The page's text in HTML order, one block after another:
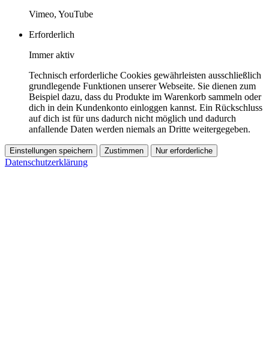
Vimeo, YouTube
Erforderlich
Immer aktiv
Technisch erforderliche Cookies gewährleisten ausschließlich
grundlegende Funktionen unserer Webseite. Sie dienen zum
Beispiel dazu, dass du Produkte im Warenkorb sammeln oder
dich in dein Kundenkonto einloggen kannst. Ein Rückschluss
auf dich ist für uns dadurch nicht möglich und dadurch
anfallende Daten werden niemals an Dritte weitergegeben.
Einstellungen speichern Zustimmen Nur erforderliche
Datenschutzerklärung